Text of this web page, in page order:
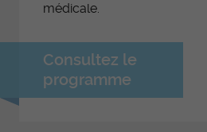
médicale.
Consultez le
programme